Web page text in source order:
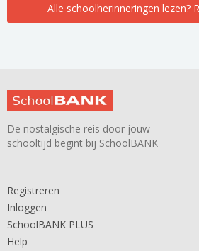
Alle schoolherinneringen lezen?
De nostalgische reis door jouw
schooltijd begint bij SchoolBANK
Registreren
Inloggen
SchoolBANK PLUS
Help